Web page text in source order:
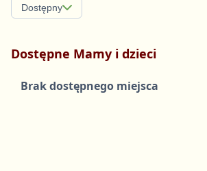
Dostępny
Dostępne Mamy i dzieci
Brak dostępnego miejsca